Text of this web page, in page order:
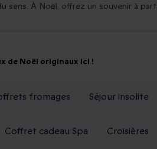
sens. À Noël, offrez un souvenir à
de Noël originaux ici !
fromages Séjour insolite
Coffret cadeau Spa Croisières